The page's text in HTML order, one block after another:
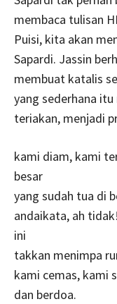
membaca tulisan
Puisi, kita akan
Sapardi. Jassin
membuat katalis
yang sederhana
teriakan, menjadi
kami diam, kami
besar
yang sudah tua di
andaikata, ah
ini
takkan menimpa
kami cemas, kami
dan berdoa.